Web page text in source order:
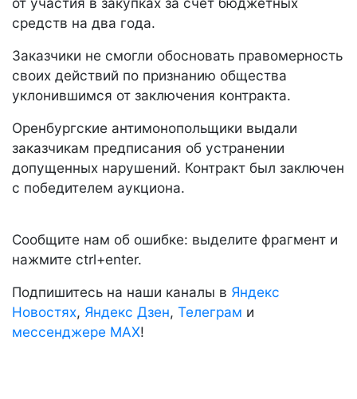
средств на два года.
Заказчики не смогли обосновать правомерность
своих действий по признанию общества
уклонившимся от заключения контракта.
Оренбургские антимонопольщики выдали
заказчикам предписания об устранении
допущенных нарушений. Контракт был заключен
с победителем аукциона.
Сообщите нам об ошибке: выделите фрагмент и
нажмите ctrl+enter.
Подпишитесь на наши каналы в Яндекс
Новостях, Яндекс Дзен, Телеграм и
мессенджере MAX!